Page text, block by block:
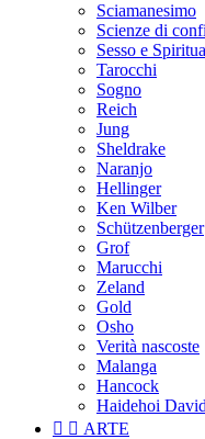
Sciamanesimo
Scienze di
Sesso e
Tarocchi
Sogno
Reich
Jung
Sheldrake
Naranjo
Hellinger
Ken Wilber
Schützenberger
Grof
Marucchi
Zeland
Gold
Osho
Verità nascoste
Malanga
Hancock
Haidehoi
  ARTE